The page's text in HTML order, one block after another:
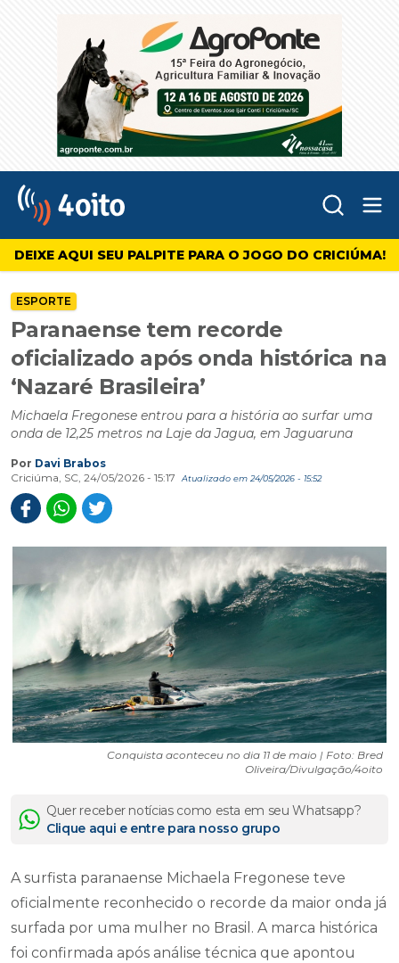
4oito
DEIXE AQUI SEU PALPITE PARA O JOGO DO CRICIÚMA!
ESPORTE
Paranaense tem recorde
oficializado após onda histórica na
‘Nazaré Brasileira’
Michaela Fregonese entrou para a história ao surfar uma
onda de 12,25 metros na Laje da Jagua, em Jaguaruna
Por Davi Brabos
Criciúma, SC, 24/05/2026 - 15:17
Atualizado em 24/05/2026 - 15:52
Conquista aconteceu no dia 11 de maio | Foto: Bred
Oliveira/Divulgação/4oito
Quer receber notícias como esta em seu Whatsapp?
Clique aqui e entre para nosso grupo
A surfista paranaense Michaela Fregonese teve
oficialmente reconhecido o recorde da maior onda já
surfada por uma mulher no Brasil. A marca histórica
foi confirmada após análise técnica que apontou